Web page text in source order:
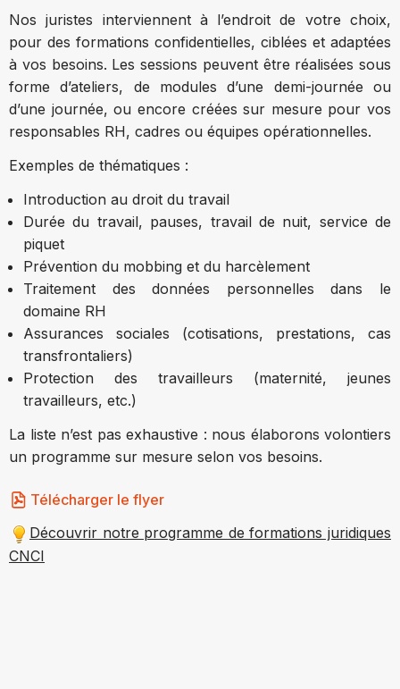
Nos juristes interviennent à l’endroit de votre choix,
pour des formations confidentielles, ciblées et adaptées
à vos besoins. Les sessions peuvent être réalisées sous
forme d’ateliers, de modules d’une demi-journée ou
d’une journée, ou encore créées sur mesure pour vos
responsables RH, cadres ou équipes opérationnelles.
Exemples de thématiques :
Introduction au droit du travail
Durée du travail, pauses, travail de nuit, service de
piquet
Prévention du mobbing et du harcèlement
Traitement des données personnelles dans le
domaine RH
Assurances sociales (cotisations, prestations, cas
transfrontaliers)
Protection des travailleurs (maternité, jeunes
travailleurs, etc.)
La liste n’est pas exhaustive : nous élaborons volontiers
un programme sur mesure selon vos besoins.
Télécharger le flyer
Découvrir notre programme de formations juridiques
CNCI